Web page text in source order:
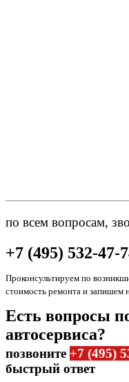
по всем вопросам,
+7 (495) 532-47-
Проконсультируем по
стоимость ремонта и запишем
Есть вопросы
автосервиса?
позвоните +7 (495)
быстрый ответ